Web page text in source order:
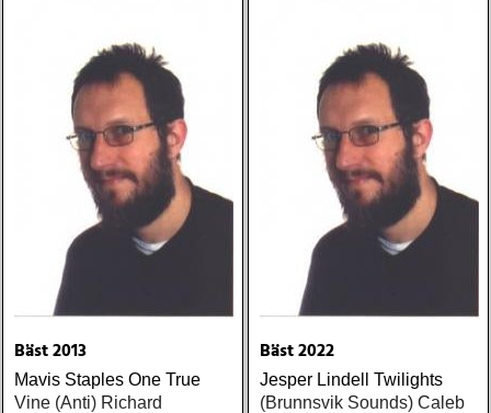
Bäst 2013
Mavis Staples One True
Vine (Anti) Richard
Bäst 2022
Jesper Lindell Twilights
(Brunnsvik Sounds) Caleb